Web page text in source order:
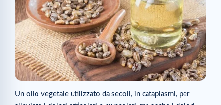
Un olio vegetale utilizzato da secoli, in cataplasmi, per